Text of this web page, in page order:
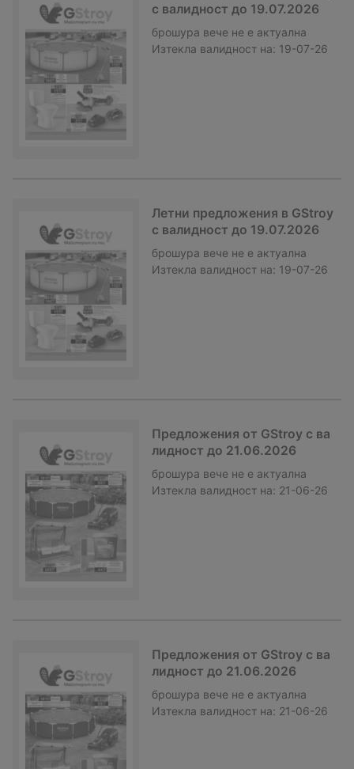
с валидност до 19.07.2026
брошура вече не е актуална
Изтекла валидност на: 19-07-26
Летни предложения в GStroy
с валидност до 19.07.2026
брошура вече не е актуална
Изтекла валидност на: 19-07-26
Предложения от GStroy с ва
лидност до 21.06.2026
брошура вече не е актуална
Изтекла валидност на: 21-06-26
Предложения от GStroy с ва
лидност до 21.06.2026
брошура вече не е актуална
Изтекла валидност на: 21-06-26